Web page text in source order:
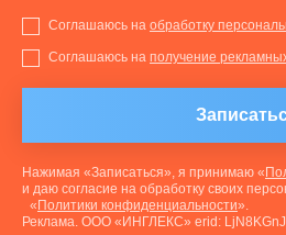
Соглашаюсь на обработку
Соглашаюсь на получение
Нажимая «Записаться», я принимаю «
и даю согласие на обработку своих
« Политики конфиденциальности».
Реклама. ООО «ИНГЛЕКС» erid: